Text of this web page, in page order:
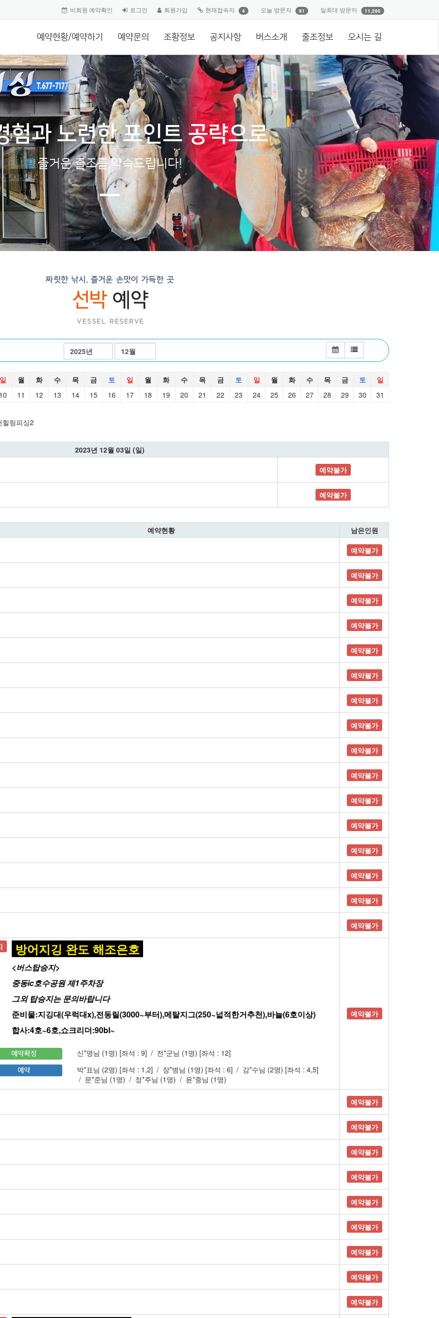
비회원 예약확인 로그인 회원가입 현재접속자 4 오늘 방문자 91 일최대 방문자 11,290
예약현황/예약하기 예약문의 조황정보 공지사항 버스소개 출조정보 오시는 길
험과 노련한 포인트 공략으로
즐거운 출조를 약속드립니다!
일 월 화 수 목 금 토 일 월 화 수 목 금 토 일 월 화 수 목 금 토
일
11 12 13 14 15 16 17 18 19 20 21 22 23 24 25 26 27 28 29 30 31
힐링피싱2
2023년 12월 03일 (일)
예약불가
예약불가
예약현황 남은인원
예약불가
예약불가
예약불가
예약불가
예약불가
예약불가
예약불가
예약불가
예약불가
예약불가
예약불가
예약불가
예약불가
예약불가
예약불가
예약불가
방어지깅 완도 해조은호
<버스탑승지>
중동ic호수공원 제1주차장
그외 탑승지는 문의바랍니다
​준비물:지깅대(우럭대x),전동릴(3000~부터),메탈지그(250~넓적한거추천),바늘(6호이상)
합사:4호~6호,쇼크리더:90bl~
예약확정 신*명님 (1명) [좌석 : 9] / 전*군님 (1명) [좌석 : 12]
예약 박*표님 (2명) [좌석 : 1,2] / 장*병님 (1명) [좌석 : 6] / 강*수님 (2명) [좌석 : 4,5]
/ 문*준님 (1명) / 정*주님 (1명) / 윤*중님 (1명)
예약불가
예약불가
예약불가
예약불가
예약불가
예약불가
예약불가
예약불가
예약불가
예약불가